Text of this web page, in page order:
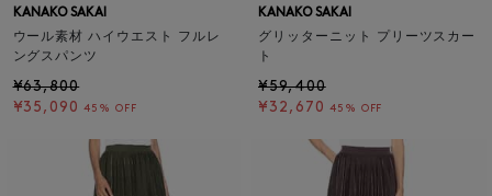
KANAKO SAKAI
ウール素材 ハイウエスト フルレ
ングスパンツ
¥63,800
¥35,090 45% OFF
KANAKO SAKAI
グリッターニット プリーツスカー
ト
¥59,400
¥32,670 45% OFF